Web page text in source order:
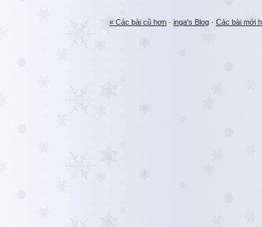
« Các bài cũ hơn · inga's Blog · Các bài mới